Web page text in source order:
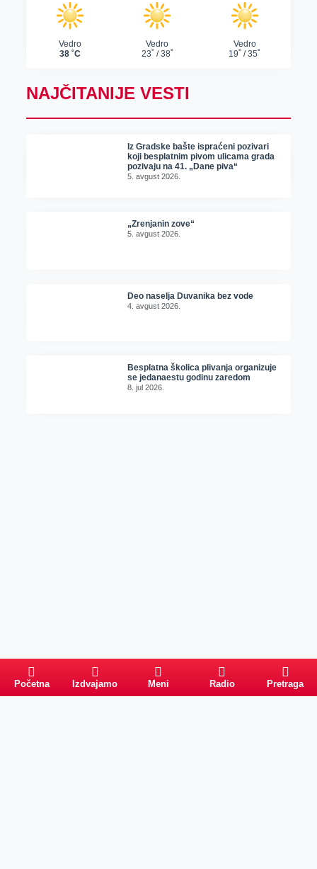
NAJČITANIJE VESTI
Iz Gradske bašte ispraćeni pozivari
koji besplatnim pivom ulicama grada
pozivaju na 41. „Dane piva“
5. avgust 2026.
„Zrenjanin zove“
5. avgust 2026.
Deo naselja Duvanika bez vode
4. avgust 2026.
Besplatna školica plivanja organizuje
se jedanaestu godinu zaredom
8. jul 2026.
Početna Izdvajamo Meni Radio Pretraga